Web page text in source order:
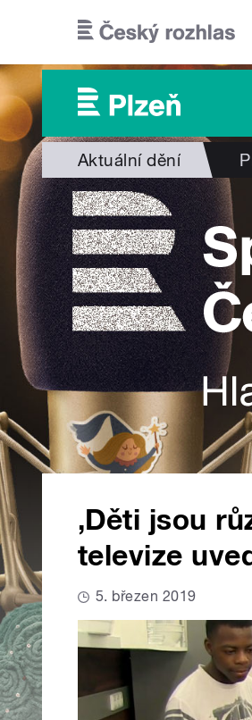
Aktuální dění
‚Děti jsou
televize
5. březen 2019